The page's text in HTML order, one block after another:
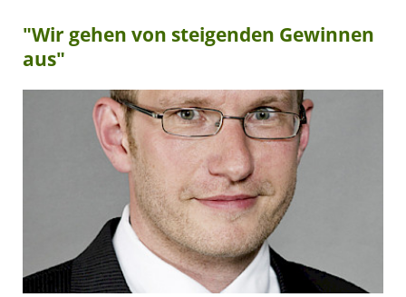
"Wir gehen von steigenden Gewinnen
aus"